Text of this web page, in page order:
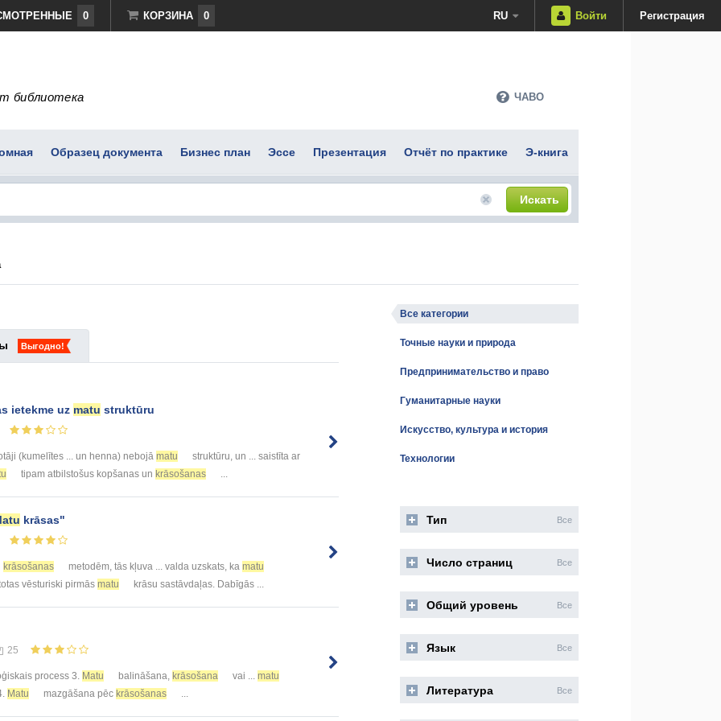
0 КОРЗИНА 0 RU Войти Регистрация
библиотека ЧАВО
Образец документа Бизнес план Эссе Презентация Отчёт по практике Э-книга
Искать
Выгодно!
ietekme uz matu struktūru
(kumelītes ... un henna) nebojā matu
struktūru, un ... saistīta ar
tipam atbilstošus kopšanas un krāsošanas ...
krāsas"
krāsošanas metodēm, tās kļuva ... valda uzskats, ka matu
vēsturiski pirmās matu krāsu sastāvdaļas. Dabīgās ...
25
process 3. Matu balināšana, krāsošana vai ... matu
Matu mazgāšana pēc krāsošanas ...
Все категории
Точные науки и природа
Предпринимательство и право
Гуманитарные науки
Искусство, культура и история
Технологии
Тип Все
Число страниц Все
Общий уровень Все
Язык Все
Литература Все